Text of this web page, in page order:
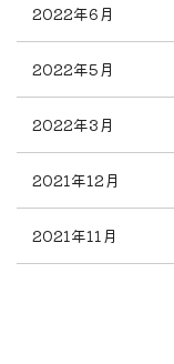
2022年6月
2022年5月
2022年3月
2021年12月
2021年11月